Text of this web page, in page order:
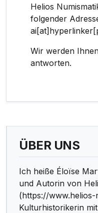
Helios
folgender
Wir werden
antworten.
ÜBER UNS
Ich heiße Éloïse
und Autorin von
(https://www.helios-
Kulturhistorikerin